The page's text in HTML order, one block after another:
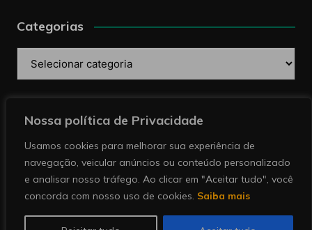
Nossa política de Privacidade
Usamos cookies para melhorar sua experiência de
navegação, veicular anúncios ou conteúdo personalizado
e analisar nosso tráfego. Ao clicar em "Aceitar tudo", você
concorda com nosso uso de cookies. Saiba mais
Categorias